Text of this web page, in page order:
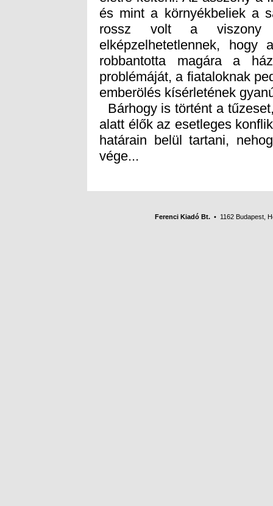
emberölés kísérletének
Bárhogy is történt a
alatt élők az esetleges
határain belül tartani,
vége...
Ferenci Kiadó Bt. • 1162 Budapest,